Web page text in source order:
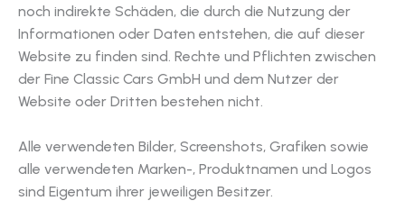
noch indirekte Schäden, die durch die Nutzung der
Informationen oder Daten entstehen, die auf dieser
Website zu finden sind. Rechte und Pflichten zwischen
der Fine Classic Cars GmbH und dem Nutzer der
Website oder Dritten bestehen nicht.
Alle verwendeten Bilder, Screenshots, Grafiken sowie
alle verwendeten Marken-, Produktnamen und Logos
sind Eigentum ihrer jeweiligen Besitzer.